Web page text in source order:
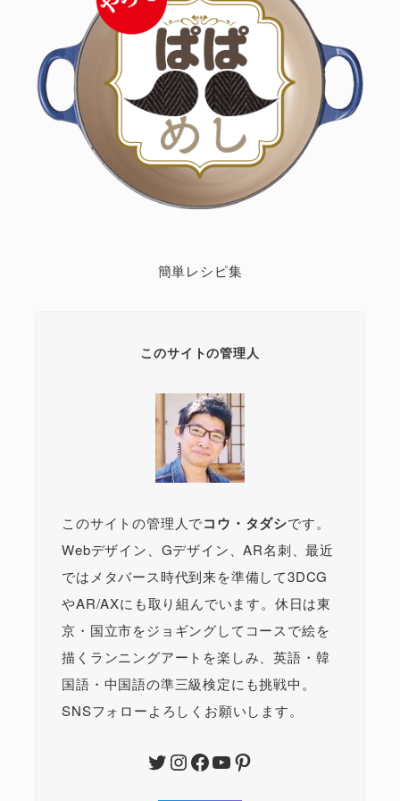
簡単レシピ集
このサイトの管理人
このサイトの管理人でコウ・タダシです。
Webデザイン、Gデザイン、AR名刺、最近
ではメタバース時代到来を準備して3DCG
やAR/AXにも取り組んでいます。休日は東
京・国立市をジョギングしてコースで絵を
描くランニングアートを楽しみ、英語・韓
国語・中国語の準三級検定にも挑戦中。
SNSフォローよろしくお願いします。
Twitter InstagramFacebook YouTube Pinterest